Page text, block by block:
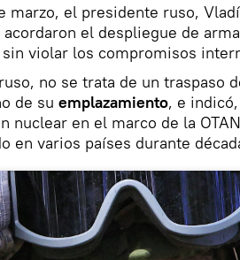
marzo, el presidente ruso,
el despliegue de
violar los compromisos
no se trata de un traspaso
de su emplazamiento, e
nuclear en el marco de la
en varios países durante